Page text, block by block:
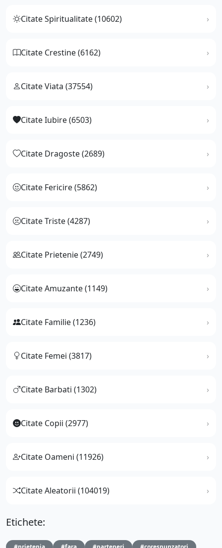
Citate Spiritualitate (10602)
Citate Crestine (6162)
Citate Viata (37554)
Citate Iubire (6503)
Citate Dragoste (2689)
Citate Fericire (5862)
Citate Triste (4287)
Citate Prietenie (2749)
Citate Amuzante (1149)
Citate Familie (1236)
Citate Femei (3817)
Citate Barbati (1302)
Citate Copii (2977)
Citate Oameni (11926)
Citate Aleatorii (104019)
Etichete: